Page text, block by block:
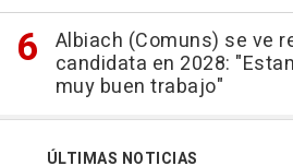
Albiach (Comuns) se ve
candidata en 2028:
muy buen trabajo"
ÚLTIMAS NOTICIAS